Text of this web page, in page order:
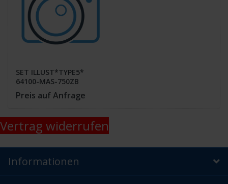
SET ILLUST*TYPE5*
64100-MAS-750ZB
Preis auf Anfrage
Vertrag widerrufen
Informationen